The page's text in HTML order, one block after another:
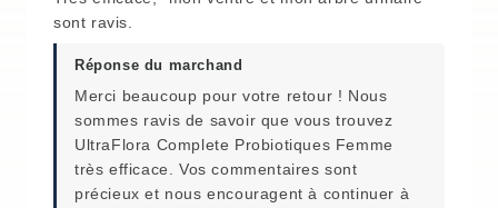
sont ravis.
Réponse du marchand
Merci beaucoup pour votre retour ! Nous
sommes ravis de savoir que vous trouvez
UltraFlora Complete Probiotiques Femme
très efficace. Vos commentaires sont
précieux et nous encouragent à continuer à